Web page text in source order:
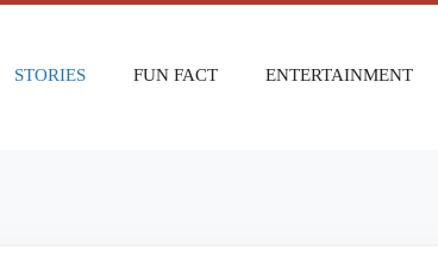
STORIES FUN FACT ENTERTAINMENT